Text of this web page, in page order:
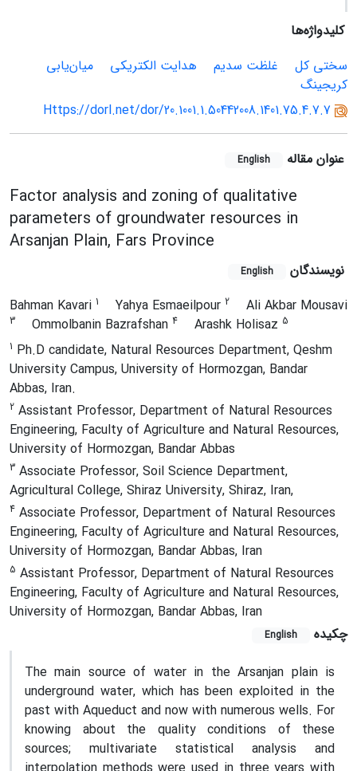
کلیدواژه‌ها
سختی کل
غلظت سدیم هدایت الکتریکی
میان‌یابی
کریجینگ
Https://dorl.net/dor/20.1001.1.50442008.1401.75.4.7.7
عنوان مقاله English
Factor analysis and zoning of qualitative
parameters of groundwater resources in
Arsanjan Plain, Fars Province
نویسندگان English
Bahman Kavari 1 Yahya Esmaeilpour 2 Ali Akbar Mousavi
3 Ommolbanin Bazrafshan 4 Arashk Holisaz 5
1 Ph.D candidate, Natural Resources Department, Qeshm
University Campus, University of Hormozgan, Bandar
Abbas, Iran.
2 Assistant Professor, Department of Natural Resources
Engineering, Faculty of Agriculture and Natural Resources,
University of Hormozgan, Bandar Abbas
3 Associate Professor, Soil Science Department,
Agricultural College, Shiraz University, Shiraz, Iran,
4 Associate Professor, Department of Natural Resources
Engineering, Faculty of Agriculture and Natural Resources,
University of Hormozgan, Bandar Abbas, Iran
5 Assistant Professor, Department of Natural Resources
Engineering, Faculty of Agriculture and Natural Resources,
University of Hormozgan, Bandar Abbas, Iran
چکیده
English
The main source of water in the Arsanjan plain is
underground water, which has been exploited in the
past with Aqueduct and now with numerous wells. For
knowing about the quality conditions of these
sources; multivariate statistical analysis and